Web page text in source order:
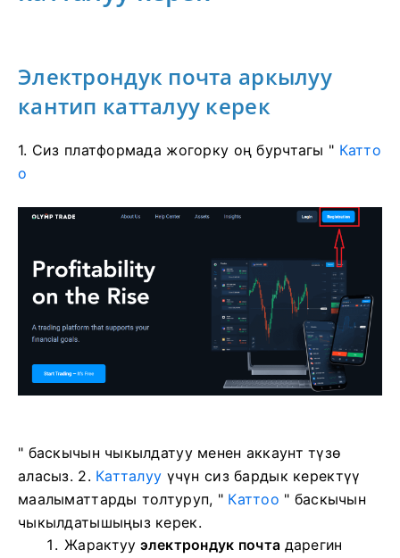
Электрондук почта аркылуу
кантип катталуу керек
1. Сиз платформада жогорку оң бурчтагы " Катто
о
" баскычын чыкылдатуу менен аккаунт түзө
аласыз. 2. Катталуу үчүн сиз бардык керектүү
маалыматтарды толтуруп, " Каттоо " баскычын
чыкылдатышыңыз керек.
Жарактуу электрондук почта дарегин